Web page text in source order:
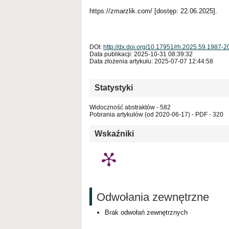
https://zmarzlik.com/ [dostęp: 22.06.2025].
DOI: http://dx.doi.org/10.17951/rh.2025.59.1987-
Data publikacji: 2025-10-31 08:39:32
Data złożenia artykułu: 2025-07-07 12:44:58
Statystyki
Widoczność abstraktów - 582
Pobrania artykułów (od 2020-06-17) - PDF - 320
Wskaźniki
Odwołania zewnętrzne
Brak odwołań zewnętrznych